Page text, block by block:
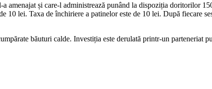
și care-l administrează punând la dispoziția doritorilor
10 lei. Taxa de închiriere a patinelor este de 10 lei. După fiecare
băuturi calde. Investiția este derulată printr-un